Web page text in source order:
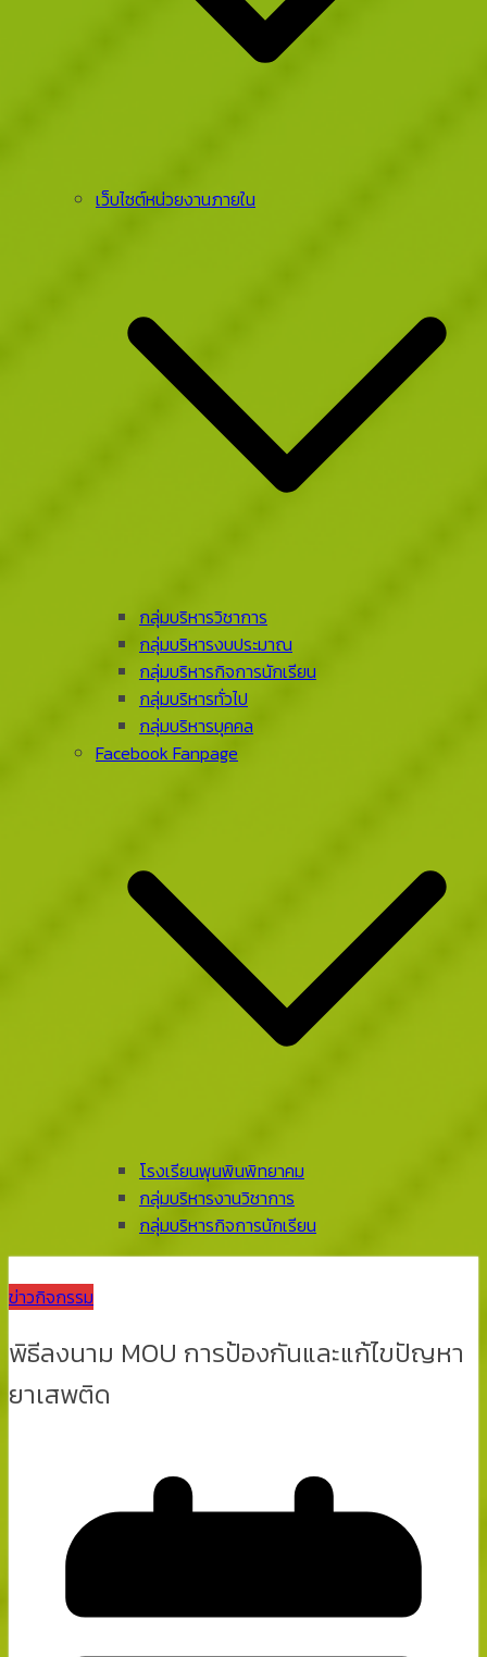
เว็บไซต์หน่วยงานภายใน
กลุ่มบริหารวิชาการ
กลุ่มบริหารงบประมาณ
กลุ่มบริหารกิจการนักเรียน
กลุ่มบริหารทั่วไป
กลุ่มบริหารบุคคล
Facebook Fanpage
โรงเรียนพุนพินพิทยาคม
กลุ่มบริหารงานวิชาการ
กลุ่มบริหารกิจการนักเรียน
ข่าวกิจกรรม
พิธีลงนาม MOU การป้องกันและแก้ไขปัญหา
ยาเสพติด